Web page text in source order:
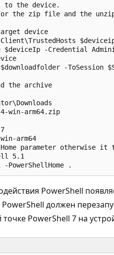
to the device.
for the zip file and the
device
$deviceIp -Credential
-ToSession
the archive
win-arm64.zip
arm64
parameter otherwise
5.1
PowerShell
должен
PowerShell 7 на